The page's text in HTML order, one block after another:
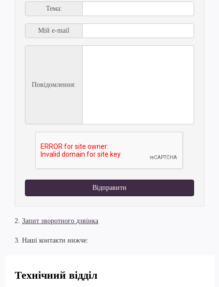
Тема:
Мій e-mail
Повідомлення:
Відправити
2. Запит зворотного дзвінка
3. Наші контакти нижче:
Технічний відділ